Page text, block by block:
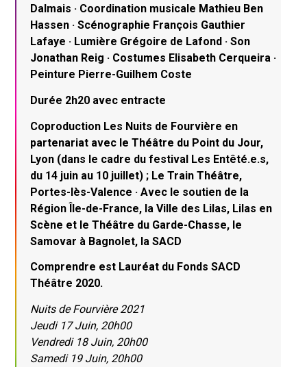
Dalmais · Coordination musicale Mathieu Ben
Hassen · Scénographie François Gauthier
Lafaye · Lumière Grégoire de Lafond · Son
Jonathan Reig · Costumes Elisabeth Cerqueira ·
Peinture Pierre-Guilhem Coste
Durée 2h20 avec entracte
Coproduction Les Nuits de Fourvière en
partenariat avec le Théâtre du Point du Jour,
Lyon (dans le cadre du festival Les Entêté.e.s,
du 14 juin au 10 juillet) ; Le Train Théâtre,
Portes-lès-Valence · Avec le soutien de la
Région Île-de-France, la Ville des Lilas, Lilas en
Scène et le Théâtre du Garde-Chasse, le
Samovar à Bagnolet, la SACD
Comprendre est Lauréat du Fonds SACD
Théâtre 2020.
Nuits de Fourvière 2021
Jeudi 17 Juin, 20h00
Vendredi 18 Juin, 20h00
Samedi 19 Juin, 20h00